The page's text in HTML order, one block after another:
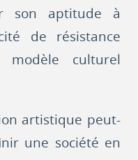
son aptitude à
de résistance
culturel
artistique peut-
une société en